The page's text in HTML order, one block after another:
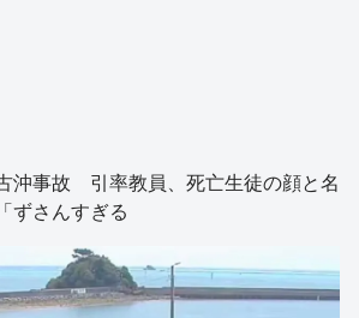
沖事故 引率教員、死亡生徒の顔と名
ずさんすぎる